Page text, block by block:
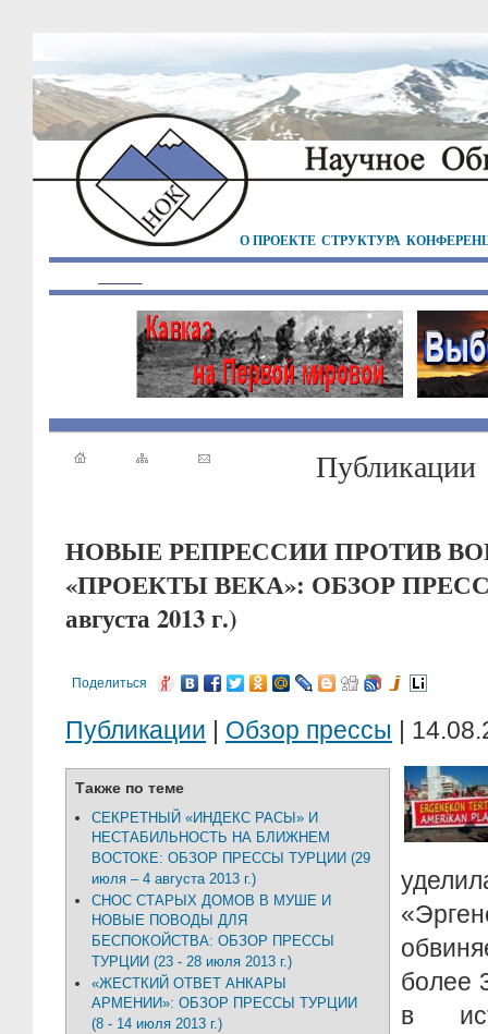
О ПРОЕКТЕ СТРУКТУРА
Публикации
НОВЫЕ РЕПРЕССИИ ПРОТИВ
«ПРОЕКТЫ ВЕКА»: ОБЗОР
августа 2013 г.)
Поделиться
Публикации | Обзор прессы |
Также по теме
СЕКРЕТНЫЙ «ИНДЕКС РАСЫ» И
НЕСТАБИЛЬНОСТЬ НА БЛИЖНЕМ
ВОСТОКЕ: ОБЗОР ПРЕССЫ ТУРЦИИ (29
июля – 4 августа 2013 г.)
СНОС СТАРЫХ ДОМОВ В МУШЕ И
НОВЫЕ ПОВОДЫ ДЛЯ
БЕСПОКОЙСТВА: ОБЗОР ПРЕССЫ
ТУРЦИИ (23 - 28 июля 2013 г.)
«ЖЕСТКИЙ ОТВЕТ АНКАРЫ
АРМЕНИИ»: ОБЗОР ПРЕССЫ ТУРЦИИ
(8 - 14 июля 2013 г.)
более
в